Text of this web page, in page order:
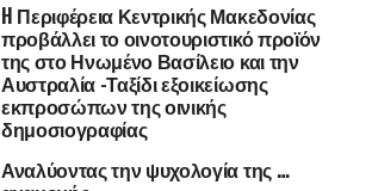
H Περιφέρεια Κεντρικής Μακεδονίας
προβάλλει το οινοτουριστικό προϊόν
της στο Ηνωμένο Βασίλειο και την
Αυστραλία -Ταξίδι εξοικείωσης
εκπροσώπων της οινικής
δημοσιογραφίας
Αναλύοντας την ψυχολογία της …